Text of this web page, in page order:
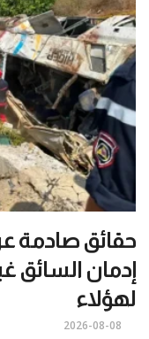
حقائق صادمة
إدمان السائق
لهؤلاء
2026-08-08